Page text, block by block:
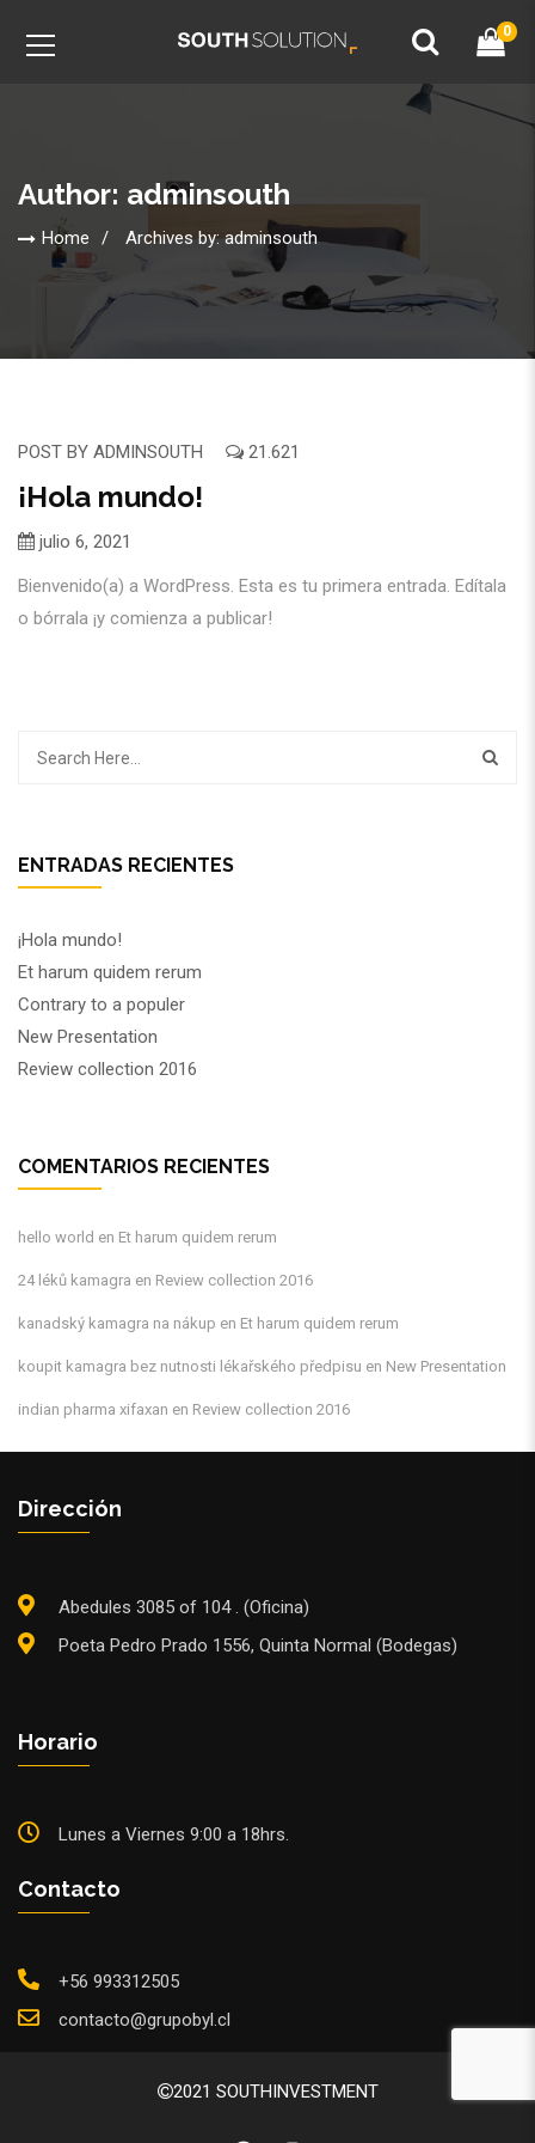
0
Author: adminsouth
Home Archives by: adminsouth
POST BY ADMINSOUTH 21.621
¡Hola mundo!
julio 6, 2021
Bienvenido(a) a WordPress. Esta es tu primera entrada. Edítala
o bórrala ¡y comienza a publicar!
ENTRADAS RECIENTES
¡Hola mundo!
Et harum quidem rerum
Contrary to a populer
New Presentation
Review collection 2016
COMENTARIOS RECIENTES
hello world en Et harum quidem rerum
24 léků kamagra en Review collection 2016
kanadský kamagra na nákup en Et harum quidem rerum
koupit kamagra bez nutnosti lékařského předpisu en New Presentation
indian pharma xifaxan en Review collection 2016
Dirección
Abedules 3085 of 104 . (Oficina)
Poeta Pedro Prado 1556, Quinta Normal (Bodegas)
Horario
Lunes a Viernes 9:00 a 18hrs.
Contacto
+56 993312505
contacto@grupobyl.cl
2021 SOUTHINVESTMENT